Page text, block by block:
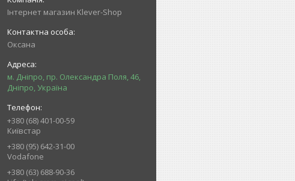
Інтернет магазин Klever-Shop
Оксана
м. Дніпро, пр. Олександра Поля, 46,
Дніпро, Україна
+380 (68) 401-00-59
Київстар
+380 (95) 642-31-00
Vodafone
+380 (63) 688-90-36